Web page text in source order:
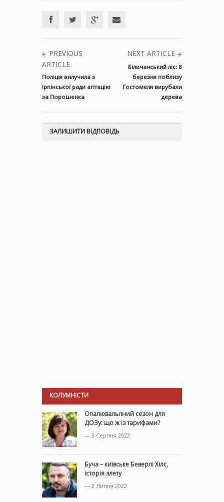
PREVIOUS
ARTICLE
Поліція вилучила з
Ірпінської ради агітацію
за Порошенка
NEXT ARTICLE
Біличанський ліс: 8
березня поблизу
Гостомеля вирубали
дерева
ЗАЛИШИТИ ВІДПОВІДЬ
КОЛУМНІСТИ
Опалювальлний сезон для
ДОЗу: що ж із тарифами?
— 3 Серпня 2022
Буча – київське Беверлі Хілс,
історія злету
— 2 Липня 2022